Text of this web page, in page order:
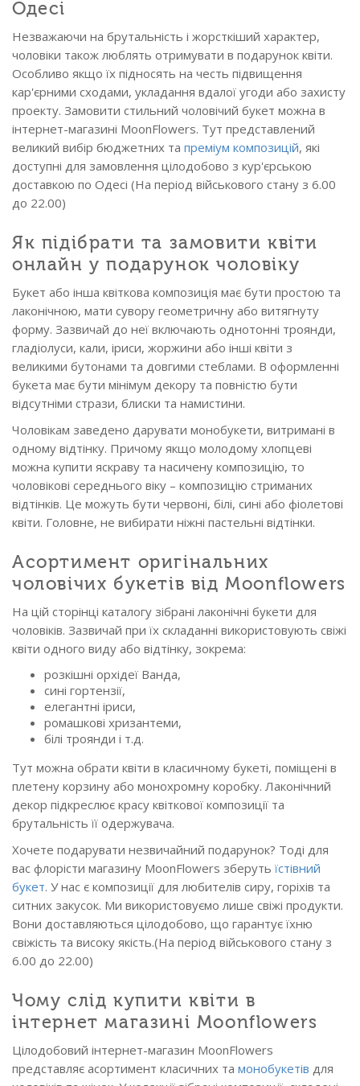
Одесі
Незважаючи на брутальність і жорсткіший характер,
чоловіки також люблять отримувати в подарунок квіти.
Особливо якщо їх підносять на честь підвищення
кар'єрними сходами, укладання вдалої угоди або захисту
проекту. Замовити стильний чоловічий букет можна в
інтернет-магазині MoonFlowers. Тут представлений
великий вибір бюджетних та преміум композицій, які
доступні для замовлення цілодобово з кур'єрською
доставкою по Одесі (На період військового стану з 6.00
до 22.00)
Як підібрати та замовити квіти
онлайн у подарунок чоловіку
Букет або інша квіткова композиція має бути простою та
лаконічною, мати сувору геометричну або витягнуту
форму. Зазвичай до неї включають однотонні троянди,
гладіолуси, кали, іриси, жоржини або інші квіти з
великими бутонами та довгими стеблами. В оформленні
букета має бути мінімум декору та повністю бути
відсутніми стрази, блиски та намистини.
Чоловікам заведено дарувати монобукети, витримані в
одному відтінку. Причому якщо молодому хлопцеві
можна купити яскраву та насичену композицію, то
чоловікові середнього віку – композицію стриманих
відтінків. Це можуть бути червоні, білі, сині або фіолетові
квіти. Головне, не вибирати ніжні пастельні відтінки.
Асортимент оригінальних
чоловічих букетів від Moonflowers
На цій сторінці каталогу зібрані лаконічні букети для
чоловіків. Зазвичай при їх складанні використовують свіжі
квіти одного виду або відтінку, зокрема:
розкішні орхідеї Ванда,
сині гортензії,
елегантні іриси,
ромашкові хризантеми,
білі троянди і т.д.
Тут можна обрати квіти в класичному букеті, поміщені в
плетену корзину або монохромну коробку. Лаконічний
декор підкреслює красу квіткової композиції та
брутальність її одержувача.
Хочете подарувати незвичайний подарунок? Тоді для
вас флорісти магазину MoonFlowers зберуть їстівний
букет. У нас є композиції для любителів сиру, горіхів та
ситних закусок. Ми використовуємо лише свіжі продукти.
Вони доставляються цілодобово, що гарантує їхню
свіжість та високу якість.(На період військового стану з
6.00 до 22.00)
Чому слід купити квіти в
інтернет магазині Moonflowers
Цілодобовий інтернет-магазин MoonFlowers
представляє асортимент класичних та монобукетів для